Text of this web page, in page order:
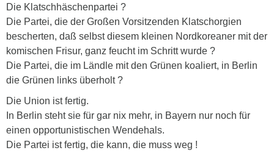
Die Klatschhäschenpartei ?
Die Partei, die der Großen Vorsitzenden Klatschorgien
bescherten, daß selbst diesem kleinen Nordkoreaner mit der
komischen Frisur, ganz feucht im Schritt wurde ?
Die Partei, die im Ländle mit den Grünen koaliert, in Berlin
die Grünen links überholt ?
Die Union ist fertig.
In Berlin steht sie für gar nix mehr, in Bayern nur noch für
einen opportunistischen Wendehals.
Die Partei ist fertig, die kann, die muss weg !